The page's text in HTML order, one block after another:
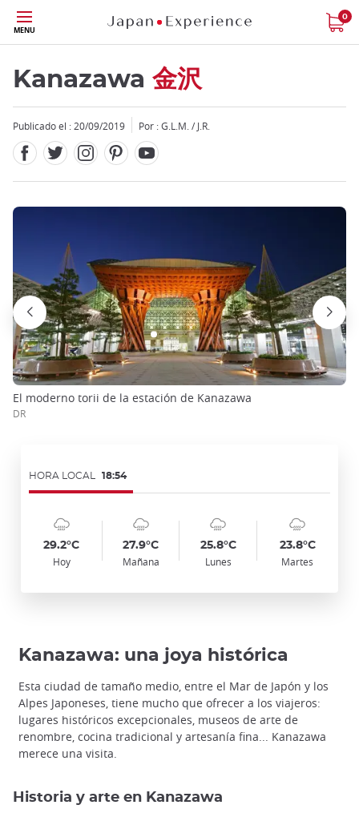
Tamaño
MENU
0
Kanazawa 金沢
Publicado el : 20/09/2019 Por : G.L.M. / J.R.
El moderno torii de la estación de Kanazawa
DR
HORA LOCAL 18:54
cloudy_rainy
29.2°C
Hoy
:
cloudy_rainy
27.9°C
Mañana
cloudy_rainy
25.8°C
Lunes
:
cloudy_rainy
23.8°C
Martes
Kanazawa: una joya histórica
Esta ciudad de tamaño medio, entre el Mar de Japón y los
Alpes Japoneses, tiene mucho que ofrecer a los viajeros:
lugares históricos excepcionales, museos de arte de
renombre, cocina tradicional y artesanía fina... Kanazawa
merece una visita.
Historia y arte en Kanazawa
Close